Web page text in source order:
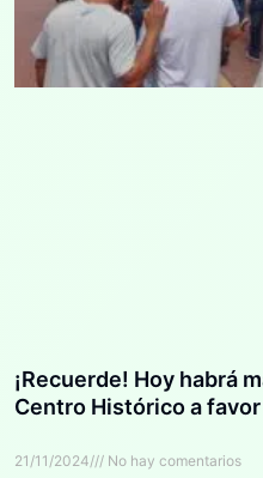
¡Recuerde! Hoy habrá
Centro Histórico a
21/11/2024 No hay comentarios